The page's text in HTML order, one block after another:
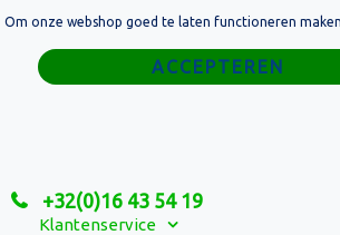
+32(0)16 43 54 19
Klantenservice
Home
Relatiegeschenken
Om onze webshop goed te laten functioneren